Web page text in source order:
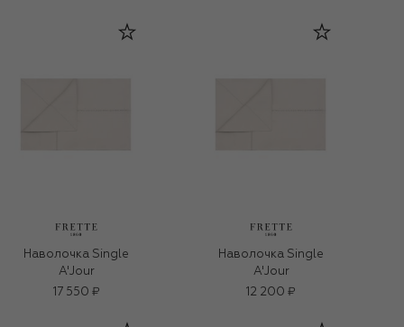
Наволочка Single
A'Jour
17 550 ₽
Наволочка Single
A'Jour
12 200 ₽